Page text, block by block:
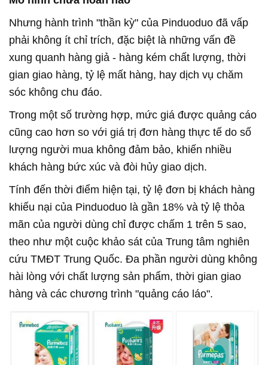
Nhưng hành trình "thần kỳ" của Pinduoduo đã vấp
phải không ít chỉ trích, đặc biệt là những vấn đề
xung quanh hàng giả - hàng kém chất lượng, thời
gian giao hàng, tỷ lệ mất hàng, hay dịch vụ chăm
sóc không chu đáo.
Trong một số trường hợp, mức giá được quảng cáo
cũng cao hơn so với giá trị đơn hàng thực tế do số
lượng người mua không đảm bảo, khiến nhiều
khách hàng bức xúc và đòi hủy giao dịch.
Tính đến thời điểm hiện tại, tỷ lệ đơn bị khách hàng
khiếu nại của Pinduoduo là gần 18% và tỷ lệ thỏa
mãn của người dùng chỉ được chấm 1 trên 5 sao,
theo như một cuộc khảo sát của Trung tâm nghiên
cứu TMĐT Trung Quốc. Đa phần người dùng không
hài lòng với chất lượng sản phẩm, thời gian giao
hàng và các chương trình "quảng cáo láo".